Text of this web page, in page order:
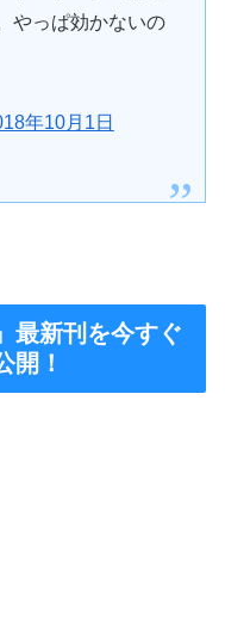
やっぱ効かないの
年10月1日
最新刊を今すぐ
開！